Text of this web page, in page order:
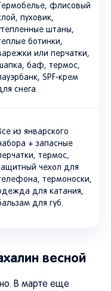
флисовый
пуховик,
штаны,
ботинки,
или перчатки,
баф, термос,
SPF-крем
снега.
из январского
+ запасные
термос,
чехол для
термоноски,
для катания,
для губ.
весной
В марте еще